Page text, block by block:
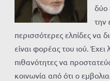
δύο
την
περισσότερες ελπίδες να
είναι φορέας του ιού. Έχει
πιθανότητες να
κοινωνία από ότι ο